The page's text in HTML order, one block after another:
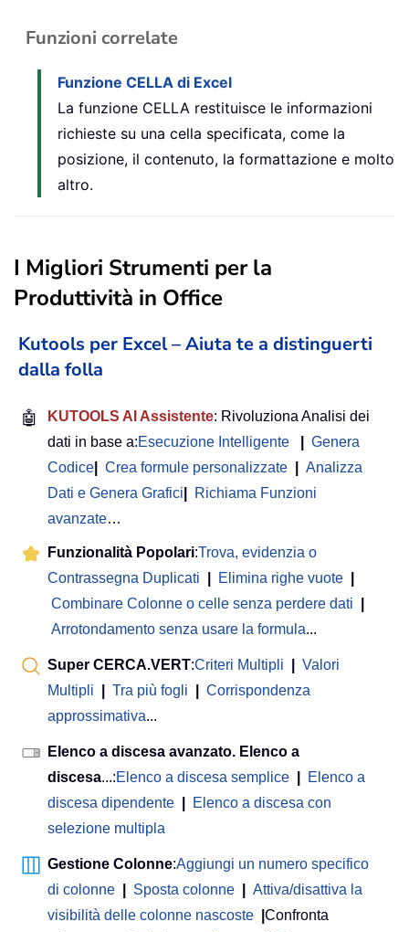
Funzioni correlate
Funzione CELLA di Excel
La funzione CELLA restituisce le informazioni
richieste su una cella specificata, come la
posizione, il contenuto, la formattazione e molto
altro.
I Migliori Strumenti per la
Produttività in Office
Kutools per Excel – Aiuta te a distinguerti
dalla folla
🤖 KUTOOLS AI Assistente: Rivoluziona Analisi dei
dati in base a:Esecuzione Intelligente
Genera
Codice
Crea formule personalizzate
Analizza
Dati e Genera Grafici
Richiama Funzioni
avanzate…
Funzionalità Popolari:Trova, evidenzia o
Contrassegna Duplicati
Elimina righe vuote
Combinare Colonne o celle senza perdere dati
Arrotondamento senza usare la formula...
Super CERCA.VERT:Criteri Multipli
Valori
Multipli
Tra più fogli
Corrispondenza
approssimativa...
Elenco a discesa avanzato. Elenco a
discesa...:Elenco a discesa semplice
Elenco a
discesa dipendente
Elenco a discesa con
selezione multipla
Gestione Colonne:Aggiungi un numero specifico
di colonne
Sposta colonne
Attiva/disattiva la
visibilità delle colonne nascoste
Confronta